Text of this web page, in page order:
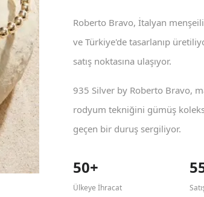
Roberto Bravo, İtalyan
ve Türkiye'de tasarlanıp
satış noktasına ulaşıyor.
935 Silver by Roberto Bravo,
rodyum tekniğini gümüş
geçen bir duruş sergiliyor.
50+
Ülkeye İhracat